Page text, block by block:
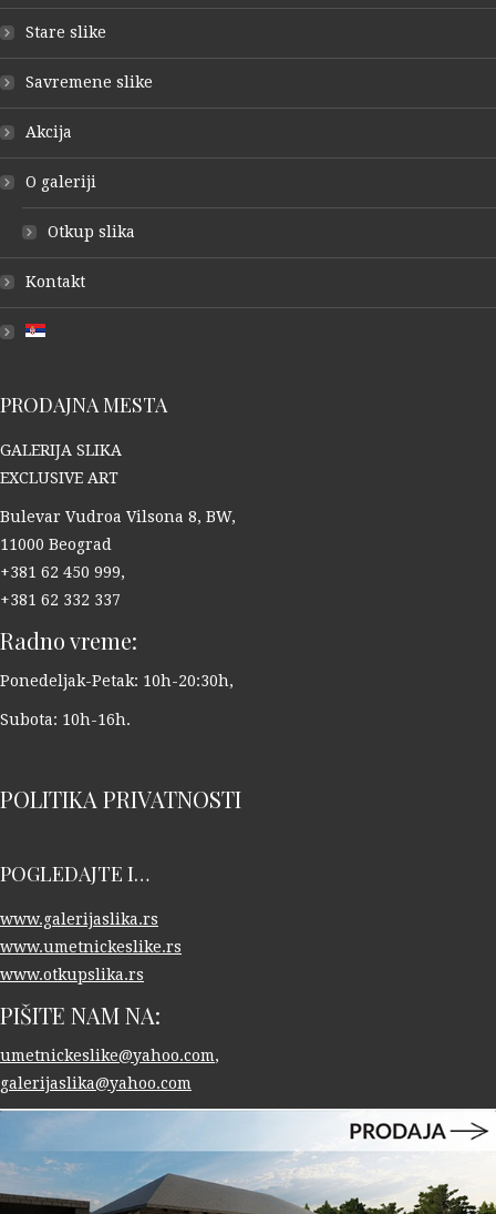
Stare slike
Savremene slike
Akcija
O galeriji
Otkup slika
Kontakt
PRODAJNA MESTA
GALERIJA SLIKA
EXCLUSIVE ART
Bulevar Vudroa Vilsona 8, BW,
11000 Beograd
+381 62 450 999,
+381 62 332 337
Radno vreme:
Ponedeljak-Petak: 10h-20:30h,
Subota: 10h-16h.
POLITIKA PRIVATNOSTI
POGLEDAJTE I…
www.galerijaslika.rs
www.umetnickeslike.rs
www.otkupslika.rs
PIŠITE NAM NA:
umetnickeslike@yahoo.com,
galerijaslika@yahoo.com